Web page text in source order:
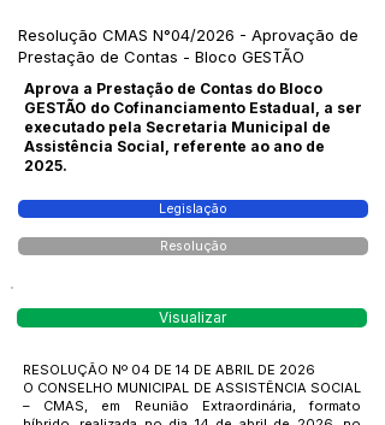
Resolução CMAS N°04/2026 - Aprovação de
Prestação de Contas - Bloco GESTÃO
Aprova a Prestação de Contas do Bloco
GESTÃO do Cofinanciamento Estadual, a ser
executado pela Secretaria Municipal de
Assistência Social, referente ao ano de
2025.
Legislação
Resolução
Visualizar
RESOLUÇÃO Nº 04 DE 14 DE ABRIL DE 2026
O CONSELHO MUNICIPAL DE ASSISTÊNCIA SOCIAL
– CMAS, em Reunião Extraordinária, formato